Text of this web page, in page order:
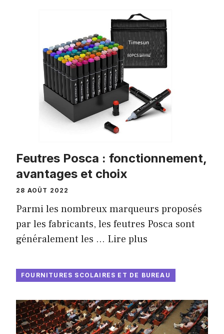
Feutres Posca : fonctionnement,
avantages et choix
28 AOÛT 2022
Parmi les nombreux marqueurs proposés
par les fabricants, les feutres Posca sont
généralement les … Lire plus
FOURNITURES SCOLAIRES ET DE BUREAU